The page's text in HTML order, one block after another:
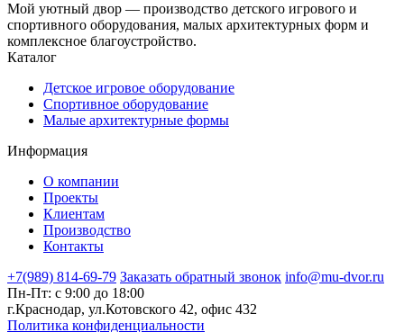
Мой уютный двор — производство детского игрового и
спортивного оборудования, малых архитектурных форм и
комплексное благоустройство.
Каталог
Детское игровое оборудование
Спортивное оборудование
Малые архитектурные формы
Информация
О компании
Проекты
Клиентам
Производство
Контакты
+7(989) 814-69-79 Заказать обратный звонок info@mu-dvor.ru
Пн-Пт: с 9:00 до 18:00
г.Краснодар, ул.Котовского 42, офис 432
Политика конфиденциальности